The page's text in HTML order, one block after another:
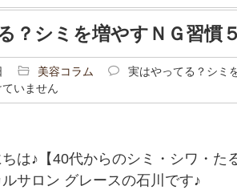
？シミを増やすＮＧ習
美容コラム
実はやってる？シ
いません
は♪【40代からのシミ・シワ・た
サロン グレースの石川です♪